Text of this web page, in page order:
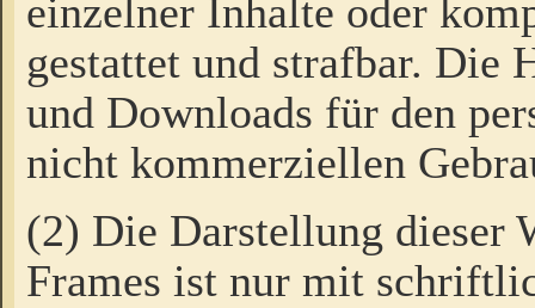
einzelner Inhalte oder
gestattet und strafbar. Die
und Downloads für den
nicht kommerziellen
(2) Die Darstellung dieser
Frames ist nur mit